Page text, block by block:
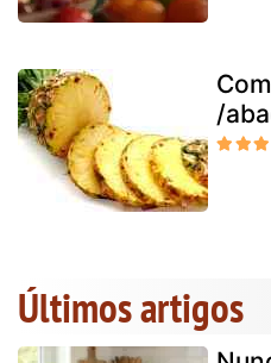
/
Últimos artigos